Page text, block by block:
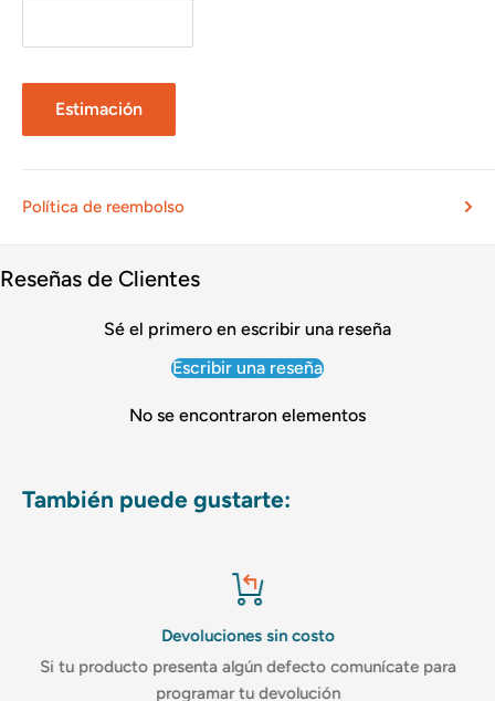
Estimación
Política de reembolso
Reseñas de Clientes
Sé el primero en escribir una reseña
Escribir una reseña
No se encontraron elementos
También puede gustarte:
Devoluciones sin costo
Si tu producto presenta algún defecto comunícate para
programar tu devolución